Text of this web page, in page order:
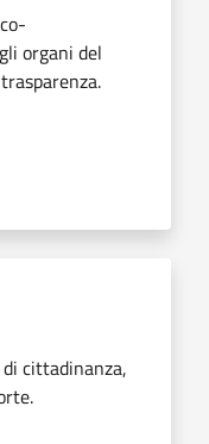
organi del
cittadinanza,